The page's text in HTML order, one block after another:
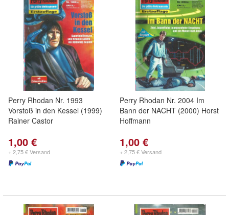
Perry Rhodan Nr. 1993
Vorstoß in den Kessel (1999)
Rainer Castor
1,00 €
+ 2,75 € Versand
Perry Rhodan Nr. 2004 Im
Bann der NACHT (2000) Horst
Hoffmann
1,00 €
+ 2,75 € Versand